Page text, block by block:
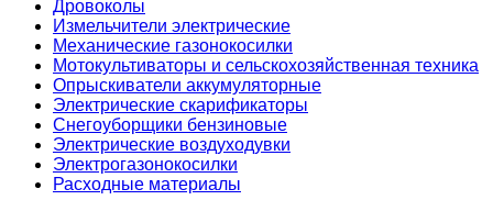
Дровоколы
Измельчители электрические
Механические газонокосилки
Мотокультиваторы и сельскохозяйственная техника
Опрыскиватели аккумуляторные
Электрические скарификаторы
Снегоуборщики бензиновые
Электрические воздуходувки
Электрогазонокосилки
Расходные материалы